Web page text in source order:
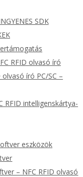
SDK
RFID olvasó író
író PC/SC –
RFID intelligenskártya-
eszközök
– NFC RFID olvasó